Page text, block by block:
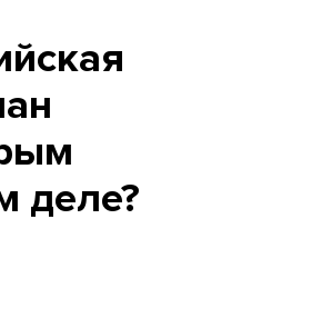
деле?